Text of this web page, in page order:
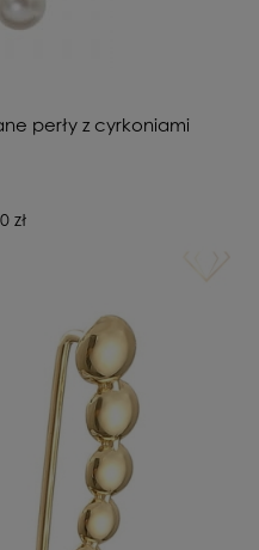
perły z cyrkoniami
zł